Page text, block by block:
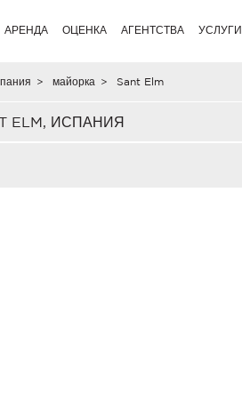
АРЕНДА ОЦЕНКА АГЕНТСТВА УСЛУГИ
> майорка > Sant Elm
ELM, ИСПАНИЯ